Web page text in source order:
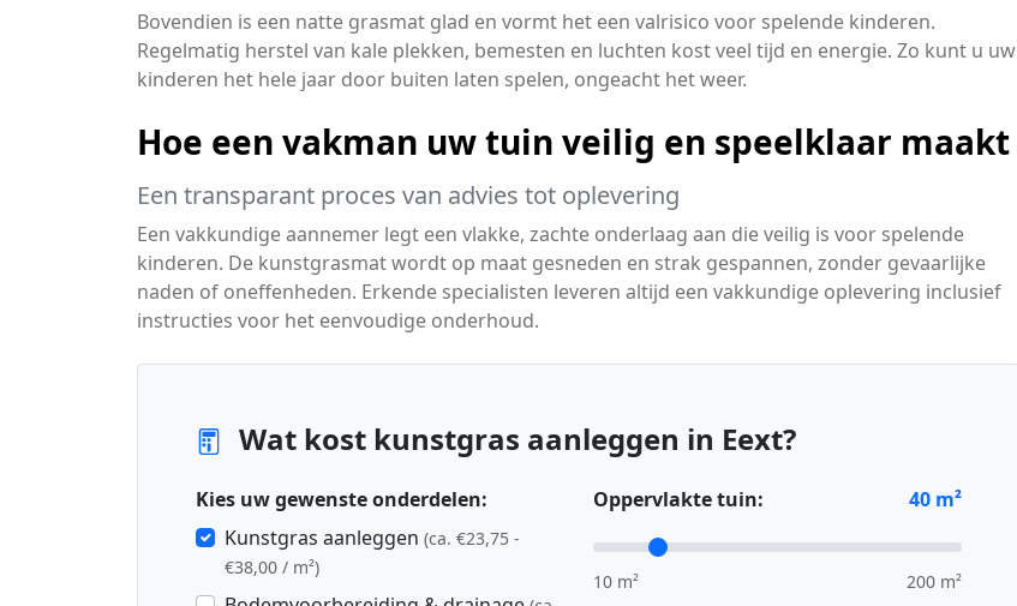
Bovendien is een natte grasmat glad en vormt het een valrisico voor spelende kinderen.
Regelmatig herstel van kale plekken, bemesten en luchten kost veel tijd en energie. Zo kunt u uw
kinderen het hele jaar door buiten laten spelen, ongeacht het weer.
Hoe een vakman uw tuin veilig en speelklaar maakt
Een transparant proces van advies tot oplevering
Een vakkundige aannemer legt een vlakke, zachte onderlaag aan die veilig is voor spelende
kinderen. De kunstgrasmat wordt op maat gesneden en strak gespannen, zonder gevaarlijke
naden of oneffenheden. Erkende specialisten leveren altijd een vakkundige oplevering inclusief
instructies voor het eenvoudige onderhoud.
Wat kost kunstgras aanleggen in Eext?
Kies uw gewenste onderdelen:
Kunstgras aanleggen (ca. €23,75 -
€38,00 / m²)
Oppervlakte tuin: 40 m²
10 m² 200 m²